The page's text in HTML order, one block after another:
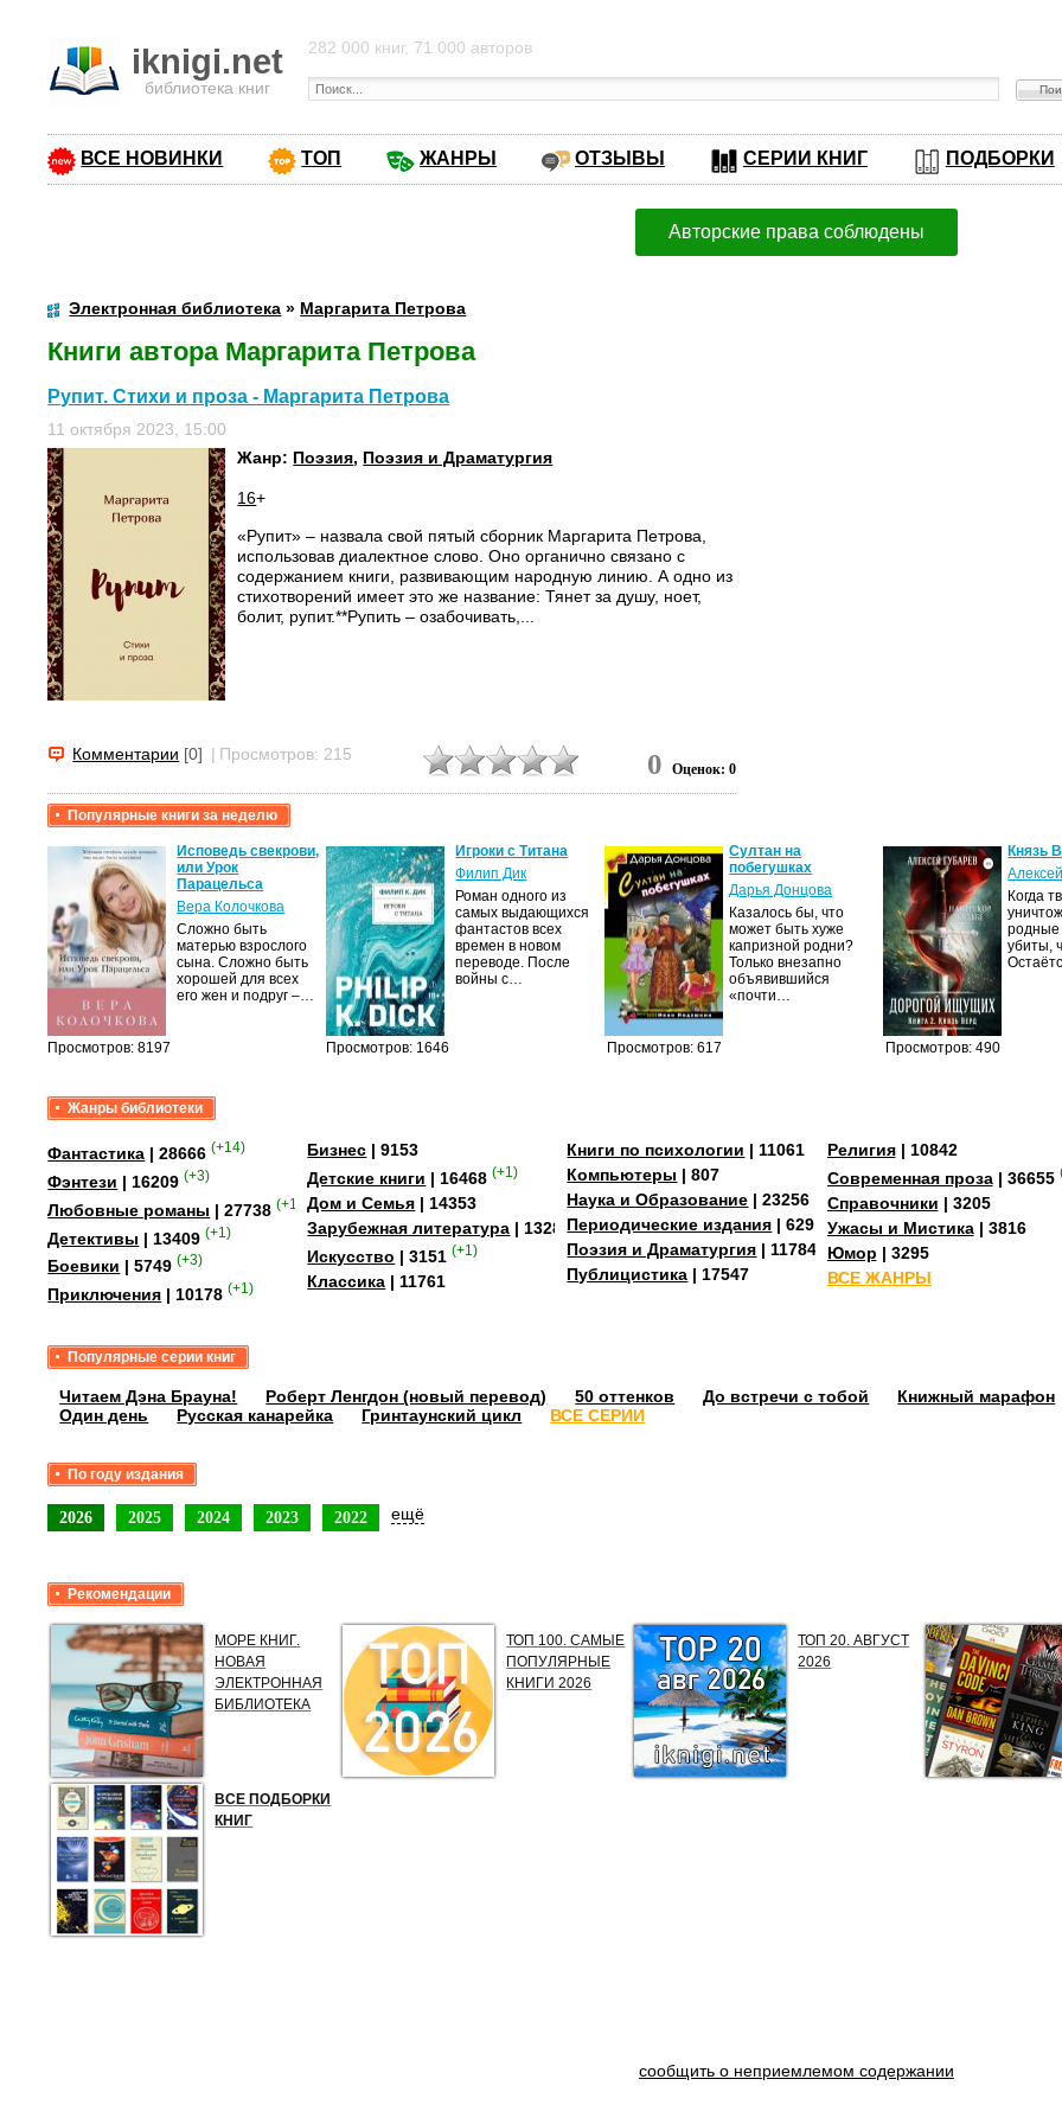
iknigi.net
библиотека книг
282 000 книг, 71 000 авторов
ВСЕ НОВИНКИ ТОП ЖАНРЫ ОТЗЫВЫ СЕРИИ КНИГ ПОДБОРКИ
Авторские права соблюдены
Электронная библиотека » Маргарита Петрова
Книги автора Маргарита Петрова
Рупит. Стихи и проза - Маргарита Петрова
11 октября 2023, 15:00
Жанр: Поэзия, Поэзия и Драматургия
16+
«Рупит» – назвала свой пятый сборник Маргарита Петрова,
использовав диалектное слово. Оно органично связано с
содержанием книги, развивающим народную линию. А одно из
стихотворений имеет это же название: Тянет за душу, ноет,
болит, рупит.**Рупить – озабочивать,...
Комментарии [0] | Просмотров: 215 0 Оценок: 0
Популярные книги за неделю
Просмотров: 8197
Исповедь свекрови,
или Урок
Парацельса
Вера Колочкова
Сложно быть
матерью взрослого
сына. Сложно быть
хорошей для всех
его жен и подруг –…
Просмотров: 1646
Игроки с Титана
Филип Дик
Роман одного из
самых выдающихся
фантастов всех
времен в новом
переводе. После
войны с…
Просмотров: 617
Султан на
побегушках
Дарья Донцова
Казалось бы, что
может быть хуже
капризной родни?
Только внезапно
объявившийся
«почти…
Просмотров: 490
Князь
Когда
родные
убиты,
Жанры библиотеки
Фантастика | 28666 (+14)
Фэнтези | 16209 (+3)
Любовные романы | 27738 (+15)
Детективы | 13409 (+1)
Боевики | 5749 (+3)
Приключения | 10178 (+1)
Бизнес | 9153
Детские книги | 16468 (+1)
Дом и Семья | 14353
Зарубежная литература | 13287
Искусство | 3151 (+1)
Классика | 11761
Книги по психологии | 11061
Компьютеры | 807
Наука и Образование | 23256
Периодические издания | 629
Поэзия и Драматургия | 11784
Публицистика | 17547
Религия| 10842
Современная проза| 36655
Справочники | 3205
Ужасы и Мистика| 3816
Юмор | 3295
ВСЕ ЖАНРЫ
Популярные серии книг
Читаем Дэна Брауна! Роберт Ленгдон (новый перевод) 50 оттенков До встречи с тобой
Книжный марафон
Один день
Русская канарейка Гринтаунский цикл ВСЕ СЕРИИ
По году издания
2026 2025 2024 2023 2022 ещё
Рекомендации
МОРЕ КНИГ.
НОВАЯ
ЭЛЕКТРОННАЯ
БИБЛИОТЕКА
ТОП 100. САМЫЕ
ПОПУЛЯРНЫЕ
КНИГИ 2026
ТОП 20. АВГУСТ
2026
ВСЕ ПОДБОРКИ
КНИГ
сообщить о неприемлемом содержании